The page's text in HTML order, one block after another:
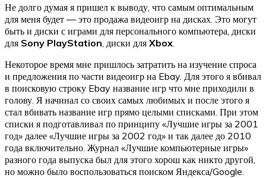
Не долго думая я пришел к выводу, что самым оптимальным
для меня будет — это продажа видеоигр на дисках. Это могут
быть и диски с играми для персонального компьютера, диски
для Sony PlayStation , диски для Xbox
Некоторое время мне пришлось затратить на изучение спроса
и предложения по части видеоигр на Ebay. Для этого я вбивал
в поисковую строку Ebay название игр что мне приходили в
голову. Я начинал со своих самых любимых и после этого я
стал вбивать название игр прямо целыми списками. При этом
списки я подготавливал по принципу «Лучшие игры за 2001
год» далее «Лучшие игры за 2002 год» и так далее до 2010
года включительно. Журнал «Лучшие компьютерные игры»
разного года выпуска был для этого хорош как никто другой,
но можно было воспользоваться поиском Яндекса/Google.